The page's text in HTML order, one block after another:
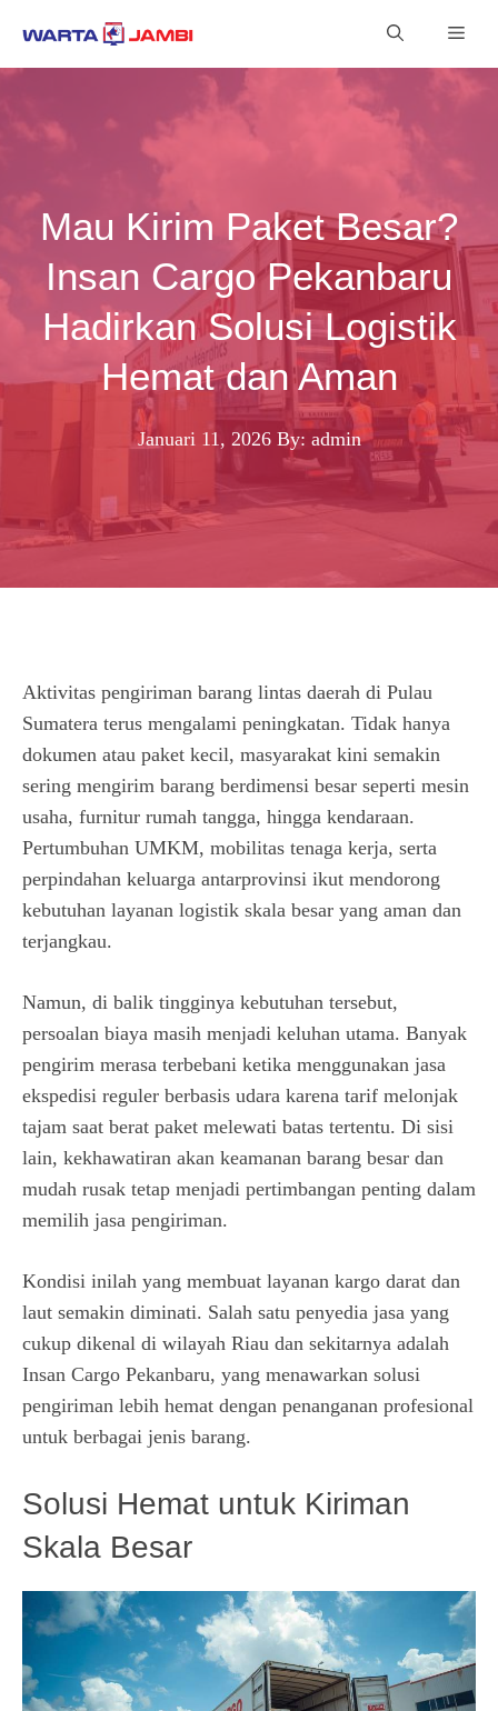
isi
Mau Kirim Paket Besar?
Insan Cargo Pekanbaru
Hadirkan Solusi Logistik
Hemat dan Aman
Januari 11, 2026 By: admin
Aktivitas pengiriman barang lintas daerah di Pulau
Sumatera terus mengalami peningkatan. Tidak hanya
dokumen atau paket kecil, masyarakat kini semakin
sering mengirim barang berdimensi besar seperti mesin
usaha, furnitur rumah tangga, hingga kendaraan.
Pertumbuhan UMKM, mobilitas tenaga kerja, serta
perpindahan keluarga antarprovinsi ikut mendorong
kebutuhan layanan logistik skala besar yang aman dan
terjangkau.
Namun, di balik tingginya kebutuhan tersebut,
persoalan biaya masih menjadi keluhan utama. Banyak
pengirim merasa terbebani ketika menggunakan jasa
ekspedisi reguler berbasis udara karena tarif melonjak
tajam saat berat paket melewati batas tertentu. Di sisi
lain, kekhawatiran akan keamanan barang besar dan
mudah rusak tetap menjadi pertimbangan penting dalam
memilih jasa pengiriman.
Kondisi inilah yang membuat layanan kargo darat dan
laut semakin diminati. Salah satu penyedia jasa yang
cukup dikenal di wilayah Riau dan sekitarnya adalah
Insan Cargo Pekanbaru, yang menawarkan solusi
pengiriman lebih hemat dengan penanganan profesional
untuk berbagai jenis barang.
Solusi Hemat untuk Kiriman
Skala Besar